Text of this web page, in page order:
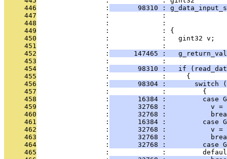
     446
                 :
98310 :
     447
:             :
     448
:             :
     449
                 :             : {
     450
                 :             :   gint32 v;
     451
                 :             :
     452
                 :
147465 :
     453
                 :             :
     454
                 :
98310 :   if
     455
                 :             :     {
     456
                 :
98304 :       switch
     457
                 :             :         {
     458
                 :
16384 :         case
     459
                 :
32768 :           v =
     460
                 :
32768 :
     461
                 :
16384 :         case
     462
                 :
32768 :           v =
     463
                 :
32768 :
     464
                 :
32768 :         case
     465
:             :